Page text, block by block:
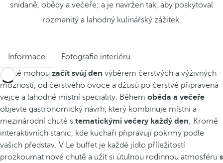
snídaně, obědy a večeře; a je navržen tak, aby poskytoval
rozmanitý a lahodný kulinářský zážitek.
Informace
Fotografie interiéru
Hosté mohou začít svůj den výběrem čerstvých a výživných
možností, od čerstvého ovoce a džusů po čerstvě připravená
vejce a lahodné místní speciality. Během oběda a večeře
objevte gastronomický návrh, který kombinuje místní a
mezinárodní chutě s tematickými večery každý den; Kromě
interaktivních stanic, kde kuchaři připravují pokrmy podle
vašich představ. V Le buffet je každé jídlo příležitostí
prozkoumat nové chutě a užít si útulnou rodinnou atmosféru s